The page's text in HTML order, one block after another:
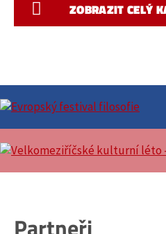
ZOBRAZIT CELÝ